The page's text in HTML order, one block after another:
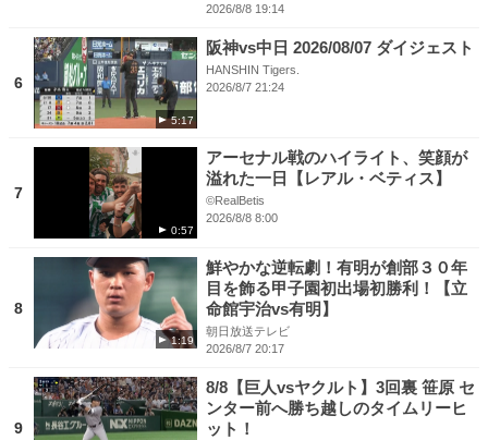
2026/8/8 19:14
6
5:17
阪神vs中日 2026/08/07 ダイジェスト
HANSHIN Tigers.
2026/8/7 21:24
7
0:57
アーセナル戦のハイライト、笑顔が
溢れた一日【レアル・ベティス】
©RealBetis
2026/8/8 8:00
8
1:19
鮮やかな逆転劇！有明が創部３０年
目を飾る甲子園初出場初勝利！【立
命館宇治vs有明】
朝日放送テレビ
2026/8/7 20:17
9
8/8【巨人vsヤクルト】3回裏 笹原 セ
ンター前へ勝ち越しのタイムリーヒ
ット！